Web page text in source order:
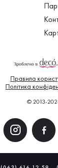
Правила
Політика
© 2013-